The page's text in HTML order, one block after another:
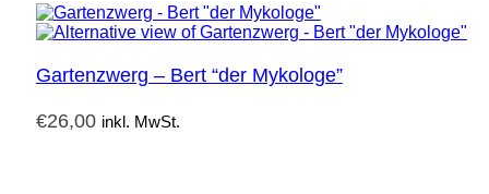
Gartenzwerg – Bert “der Mykologe”
€26,00 inkl. MwSt.